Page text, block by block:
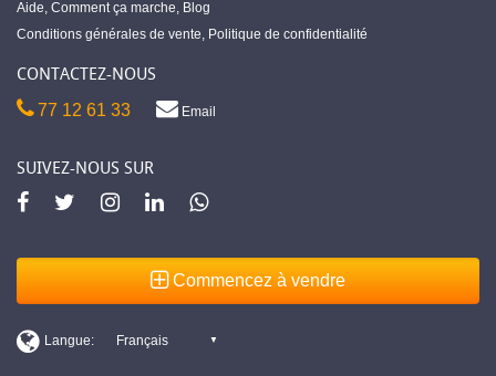
Aide, Comment ça marche, Blog
Conditions générales de vente, Politique de confidentialité
CONTACTEZ-NOUS
77 12 61 33 Email
SUIVEZ-NOUS SUR
Commencez à vendre